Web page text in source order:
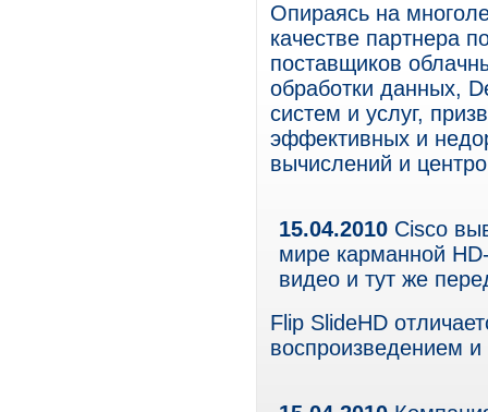
Опираясь на
качестве партнера
поставщиков
обработки данных,
систем и услуг,
эффективных и
вычислений и
15.04.2010 Cisco
мире карманной
видео и тут же
Flip SlideHD
воспроизведением